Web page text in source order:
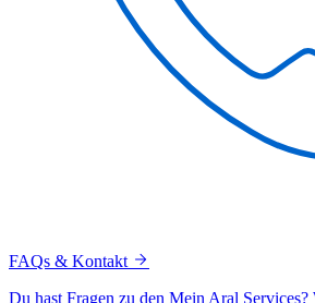
FAQs & Kontakt
Du hast Fragen zu den Mein Aral